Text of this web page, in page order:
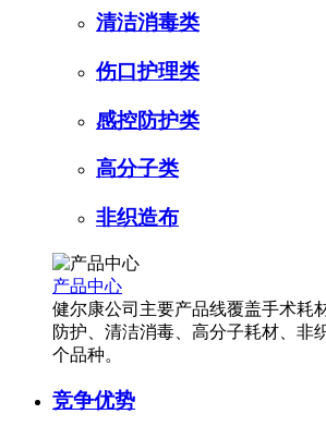
清洁消毒类
伤口护理类
感控防护类
高分子类
非织造布
产品中心
健尔康公司主要产品线覆盖手术耗
防护、清洁消毒、高分子耗材、非
个品种。
竞争优势